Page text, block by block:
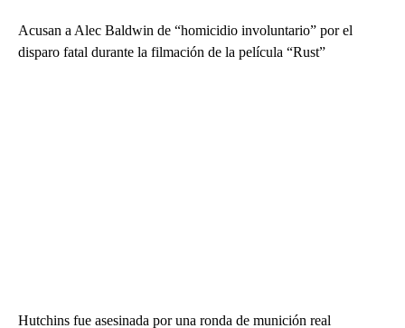
Acusan a Alec Baldwin de “homicidio involuntario” por el
disparo fatal durante la filmación de la película “Rust”
Hutchins fue asesinada por una ronda de munición real